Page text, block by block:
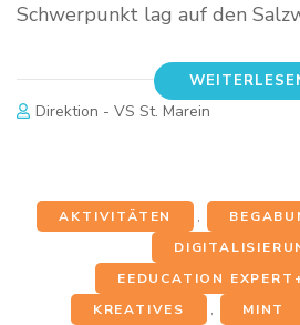
Schwerpunkt lag auf den
Direktion - VS St. Marein
AKTIVITÄTEN ,
EEDUCATION
KREATIVES
, MINT